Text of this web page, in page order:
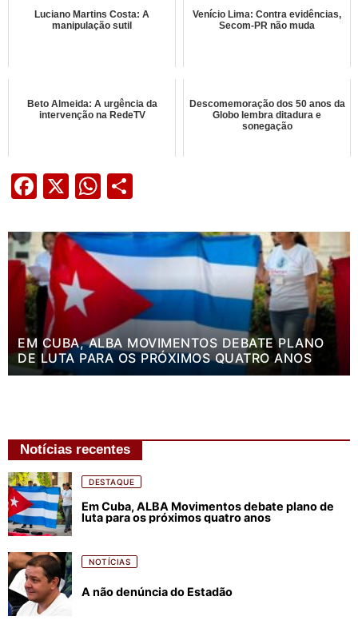
Luciano Martins Costa: A
manipulação sutil
Venício Lima: Contra evidências,
Secom-PR não muda
Beto Almeida: A urgência da
intervenção na RedeTV
Descomemoração dos 50 anos da
Globo lembra ditadura e
sonegação
Facebook
X WhatsApp
EM CUBA, ALBA MOVIMENTOS DEBATE PLANO
DE LUTA PARA OS PRÓXIMOS QUATRO ANOS
Notícias recentes
DESTAQUE
Em Cuba, ALBA Movimentos debate plano de
luta para os próximos quatro anos
NOTÍCIAS
A não denúncia do Estadão